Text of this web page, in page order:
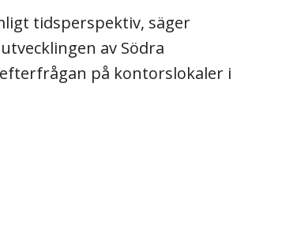
tidsperspektiv, säger
av Södra
på kontorslokaler i